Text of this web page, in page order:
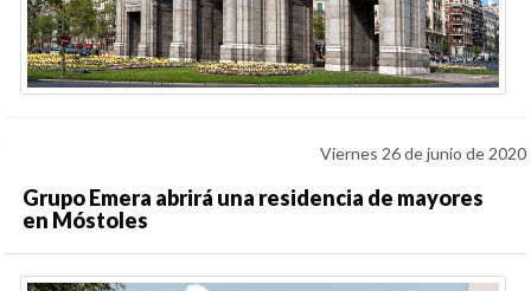
Viernes 26 de junio de 2020
Grupo Emera abrirá una residencia de mayores
en Móstoles